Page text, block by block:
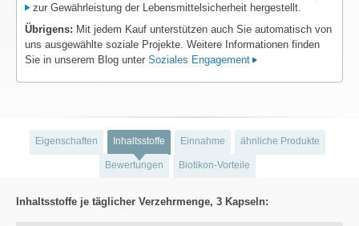
zur Gewährleistung der Lebensmittelsicherheit hergestellt.
Übrigens: Mit jedem Kauf unterstützen auch Sie automatisch von
uns ausgewählte soziale Projekte. Weitere Informationen finden
Sie in unserem Blog unter Soziales Engagement
Eigenschaften Inhaltsstoffe Einnahme ähnliche Produkte
Bewertungen Biotikon-Vorteile
Inhaltsstoffe je täglicher Verzehrmenge, 3 Kapseln: